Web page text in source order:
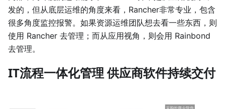
发的，但从底层运维的角度来看，Rancher非常专业，包含
很多角度监控报警。如果资源运维团队想去看一些东西，则
使用 Rancher 去管理；而从应用视角，则会用 Rainbond
去管理。
IT流程一体化管理 供应商软件持续交付